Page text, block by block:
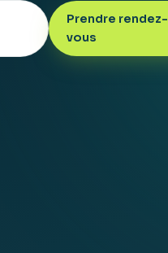
Prendre rendez-
vous